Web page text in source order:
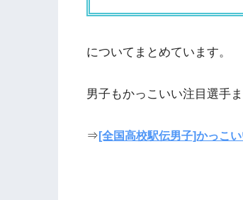
についてまとめています。
男子もかっこいい注目選手
⇒ [全国高校駅伝男子]かっこ